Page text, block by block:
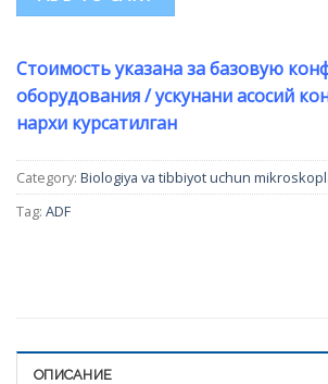
Стоимость указана за базовую
оборудования / ускунани асосий
нархи курсатилган
Category: Biologiya va tibbiyot uchun
Tag: ADF
ОПИСАНИЕ